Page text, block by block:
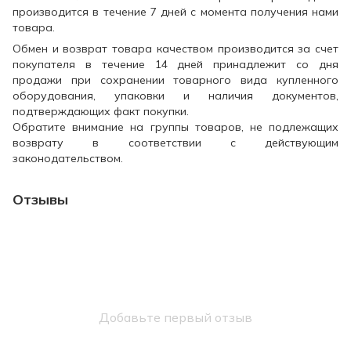
производится в течение 7 дней с момента получения нами
товара.
Обмен и возврат товара качеством производится за счет
покупателя в течение 14 дней принадлежит со дня
продажи при сохранении товарного вида купленного
оборудования, упаковки и наличия документов,
подтверждающих факт покупки.
Обратите внимание на группы товаров, не подлежащих
возврату в соответствии с действующим
законодательством.
Отзывы
Добавьте первый отзыв